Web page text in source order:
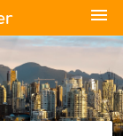
menu